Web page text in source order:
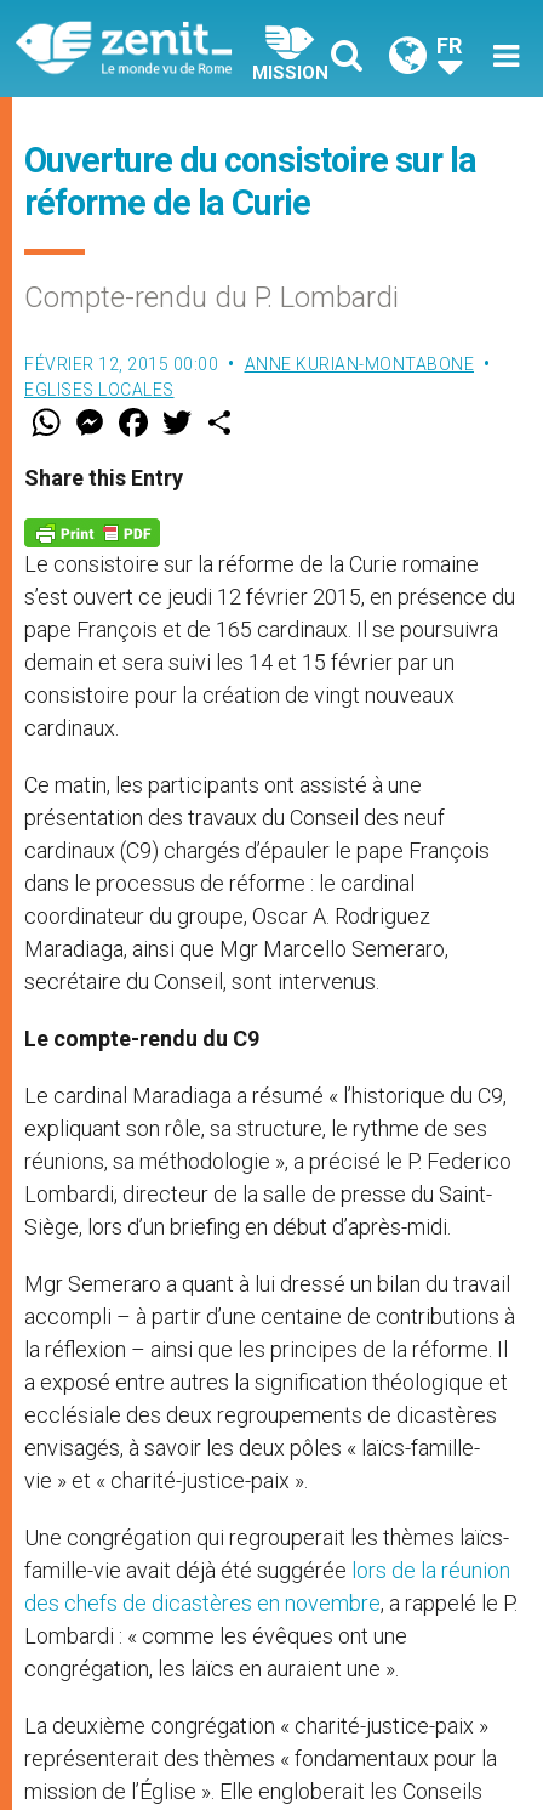
MISSION
FR
Ouverture du consistoire sur la
réforme de la Curie
Compte-rendu du P. Lombardi
FÉVRIER 12, 2015 00:00
ANNE KURIAN-MONTABONE
EGLISES LOCALES
W
t
s
p
p
M
e
s
e
g
e
r
F
a
e
b
o
k
w
Share this Entry
Le consistoire sur la réforme de la Curie romaine
s’est ouvert ce jeudi 12 février 2015, en présence du
pape François et de 165 cardinaux. Il se poursuivra
demain et sera suivi les 14 et 15 février par un
consistoire pour la création de vingt nouveaux
cardinaux.
Ce matin, les participants ont assisté à une
présentation des travaux du Conseil des neuf
cardinaux (C9) chargés d’épauler le pape François
dans le processus de réforme : le cardinal
coordinateur du groupe, Oscar A. Rodriguez
Maradiaga, ainsi que Mgr Marcello Semeraro,
secrétaire du Conseil, sont intervenus.
Le compte-rendu du C9
Le cardinal Maradiaga a résumé « l’historique du C9,
expliquant son rôle, sa structure, le rythme de ses
réunions, sa méthodologie », a précisé le P. Federico
Lombardi, directeur de la salle de presse du Saint-
Siège, lors d’un briefing en début d’après-midi.
Mgr Semeraro a quant à lui dressé un bilan du travail
accompli – à partir d’une centaine de contributions à
la réflexion – ainsi que les principes de la réforme. Il
a exposé entre autres la signification théologique et
ecclésiale des deux regroupements de dicastères
envisagés, à savoir les deux pôles « laïcs-famille-
vie » et « charité-justice-paix ».
Une congrégation qui regrouperait les thèmes laïcs-
famille-vie avait déjà été suggérée lors de la réunion
des chefs de dicastères en novembre, a rappelé le P.
Lombardi : « comme les évêques ont une
congrégation, les laïcs en auraient une ».
La deuxième congrégation « charité-justice-paix »
représenterait des thèmes « fondamentaux pour la
mission de l’Église ». Elle engloberait les Conseils